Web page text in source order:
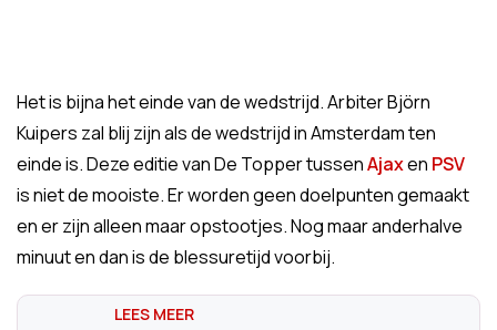
Het is bijna het einde van de wedstrijd. Arbiter Björn
Kuipers zal blij zijn als de wedstrijd in Amsterdam ten
einde is. Deze editie van De Topper tussenAjaxen PSV
is niet de mooiste. Er worden geen doelpunten gemaakt
en er zijn alleen maar opstootjes. Nog maar anderhalve
minuut en dan is de blessuretijd voorbij.